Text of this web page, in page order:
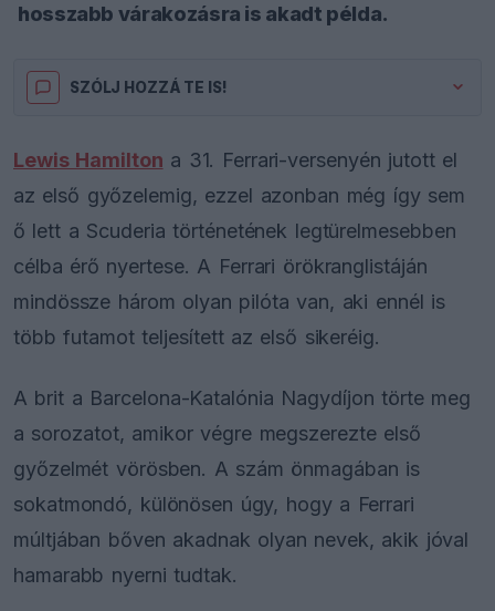
hosszabb várakozásra is akadt példa.
SZÓLJ HOZZÁ TE IS!
Lewis Hamilton a 31. Ferrari-versenyén jutott el
az első győzelemig, ezzel azonban még így sem
ő lett a Scuderia történetének legtürelmesebben
célba érő nyertese. A Ferrari örökranglistáján
mindössze három olyan pilóta van, aki ennél is
több futamot teljesített az első sikeréig.
A brit a Barcelona-Katalónia Nagydíjon törte meg
a sorozatot, amikor végre megszerezte első
győzelmét vörösben. A szám önmagában is
sokatmondó, különösen úgy, hogy a Ferrari
múltjában bőven akadnak olyan nevek, akik jóval
hamarabb nyerni tudtak.